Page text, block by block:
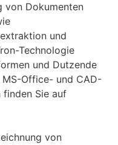
von Dokumenten
und
Technologie
und Dutzende
Office- und CAD-
finden Sie auf
von